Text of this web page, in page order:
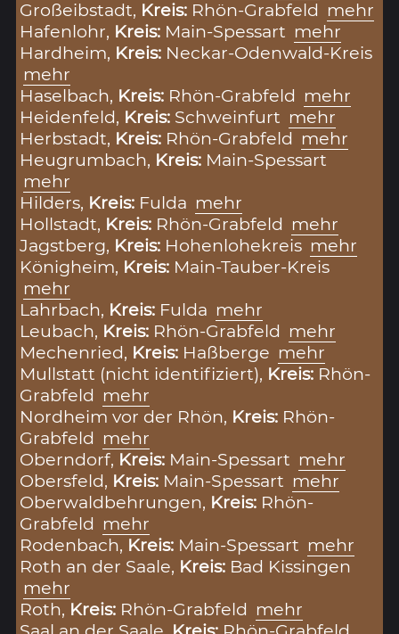
Großeibstadt, Kreis: Rhön-Grabfeld mehr
Hafenlohr, Kreis: Main-Spessart mehr
Hardheim, Kreis: Neckar-Odenwald-Kreis
mehr
Haselbach, Kreis: Rhön-Grabfeld mehr
Heidenfeld, Kreis: Schweinfurt mehr
Herbstadt, Kreis: Rhön-Grabfeld mehr
Heugrumbach, Kreis: Main-Spessart
mehr
Hilders, Kreis: Fulda mehr
Hollstadt, Kreis: Rhön-Grabfeld mehr
Jagstberg, Kreis: Hohenlohekreis mehr
Königheim, Kreis: Main-Tauber-Kreis
mehr
Lahrbach, Kreis: Fulda mehr
Leubach, Kreis: Rhön-Grabfeld mehr
Mechenried, Kreis: Haßberge mehr
Mullstatt (nicht identifiziert), Kreis: Rhön-
Grabfeld mehr
Nordheim vor der Rhön, Kreis: Rhön-
Grabfeld mehr
Oberndorf, Kreis: Main-Spessart mehr
Obersfeld, Kreis: Main-Spessart mehr
Oberwaldbehrungen, Kreis: Rhön-
Grabfeld mehr
Rodenbach, Kreis: Main-Spessart mehr
Roth an der Saale, Kreis: Bad Kissingen
mehr
Roth, Kreis: Rhön-Grabfeld mehr